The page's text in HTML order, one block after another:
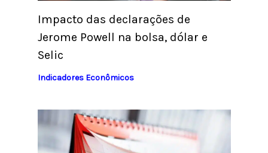
Impacto das declarações de
Jerome Powell na bolsa, dólar e
Selic
Indicadores Econômicos